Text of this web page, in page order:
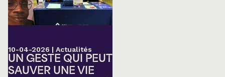
10-04-2026 | Actualités
UN GESTE QUI PEUT
SAUVER UNE VIE